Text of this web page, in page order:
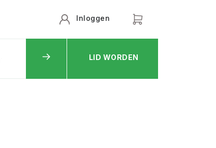
Inloggen
LID WORDEN